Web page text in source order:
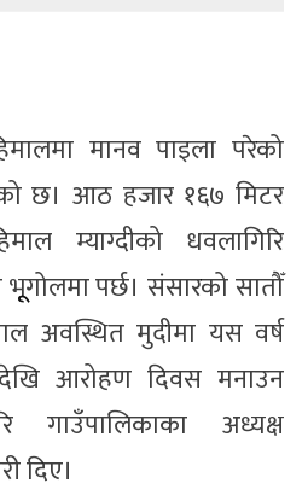
मानव पाइला परेको
छ। आठ हजार १६७ मिटर
म्याग्दीको धवलागिरि
पर्छ। संसारको सातौँ
अवस्थित मुदीमा यस वर्ष
आरोहण दिवस मनाउन
गाउँपालिकाका अध्यक्ष
दिए।